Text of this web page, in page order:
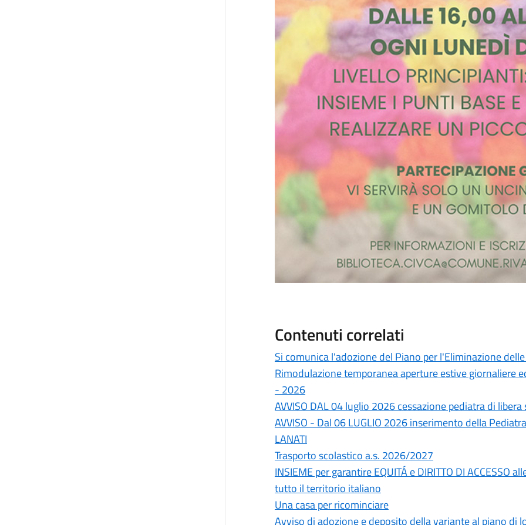
Contenuti correlati
Si comunica l'adozione del Piano per l'Eliminazione
Rimodulazione temporanea aperture estive giornaliere
- 2026
AVVISO DAL 04 luglio 2026 cessazione pediatra di libera
AVVISO - Dal 06 LUGLIO 2026 inserimento della
LANATI
Trasporto scolastico a.s. 2026/2027
INSIEME per garantire EQUITÁ e DIRITTO DI ACCESSO
tutto il territorio italiano
Una casa per ricominciare
Avviso di adozione e deposito della variante al piano di